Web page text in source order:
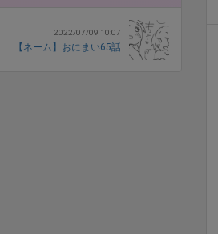
2022/07/09 10:07
【ネーム】おにまい65話